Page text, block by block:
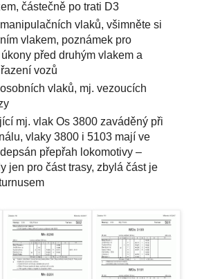
částečně po trati D3
vlaků, všimněte si
vlakem, poznámek pro
před druhým vlakem a
vozů
vlaků, mj. vezoucích
mj. vlak Os 3800 zaváděný při
vlaky 3800 i 5103 mají ve
přepřah lokomotivy –
jen pro část trasy, zbylá část je